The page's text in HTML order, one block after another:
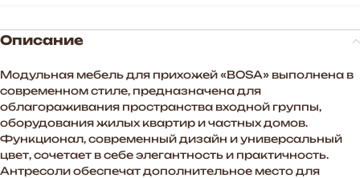
Описание
Модульная мебель для прихожей «BOSA» выполнена в
современном стиле, предназначена для
облагораживания пространства входной группы,
оборудования жилых квартир и частных домов.
Функционал, современный дизайн и универсальный
цвет, сочетает в себе элегантность и практичность.
Антресоли обеспечат дополнительное место для